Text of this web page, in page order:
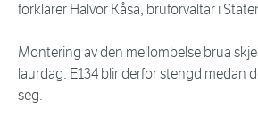
forklarer Halvor Kåsa, bruforvaltar i
Montering av den mellombelse brua
laurdag. E134 blir derfor stengd medan
seg.